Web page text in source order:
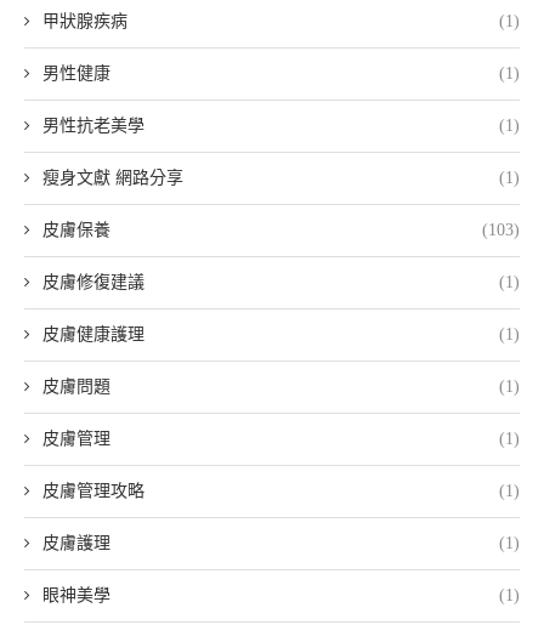
甲狀腺疾病 (1)
男性健康 (1)
男性抗老美學 (1)
瘦身文獻 網路分享 (1)
皮膚保養 (103)
皮膚修復建議 (1)
皮膚健康護理 (1)
皮膚問題 (1)
皮膚管理 (1)
皮膚管理攻略 (1)
皮膚護理 (1)
眼神美學 (1)